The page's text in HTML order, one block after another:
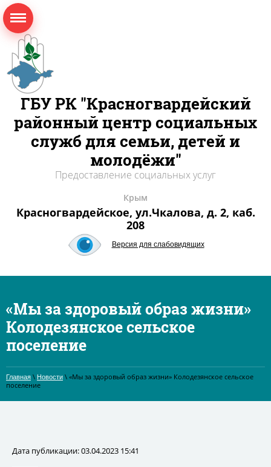
ГБУ РК "Красногвардейский
районный центр социальных
служб для семьи, детей и
молодёжи"
Предоставление социальных услуг
Крым
Красногвардейское, ул.Чкалова, д. 2, каб.
208
Версия для слабовидящих
«Мы за здоровый образ жизни»
Колодезянское сельское
поселение
Главная \ Новости \ «Мы за здоровый образ жизни» Колодезянское сельское
поселение
Дата публикации: 03.04.2023 15:41